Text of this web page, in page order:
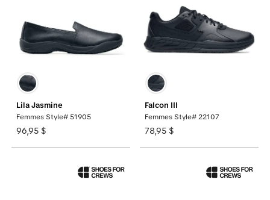
Lila Jasmine
Femmes Style# 51905
96,95 $
Falcon III
Femmes Style# 22107
78,95 $